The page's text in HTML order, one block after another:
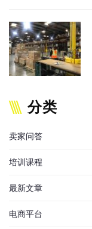
分类
卖家问答
培训课程
最新文章
电商平台